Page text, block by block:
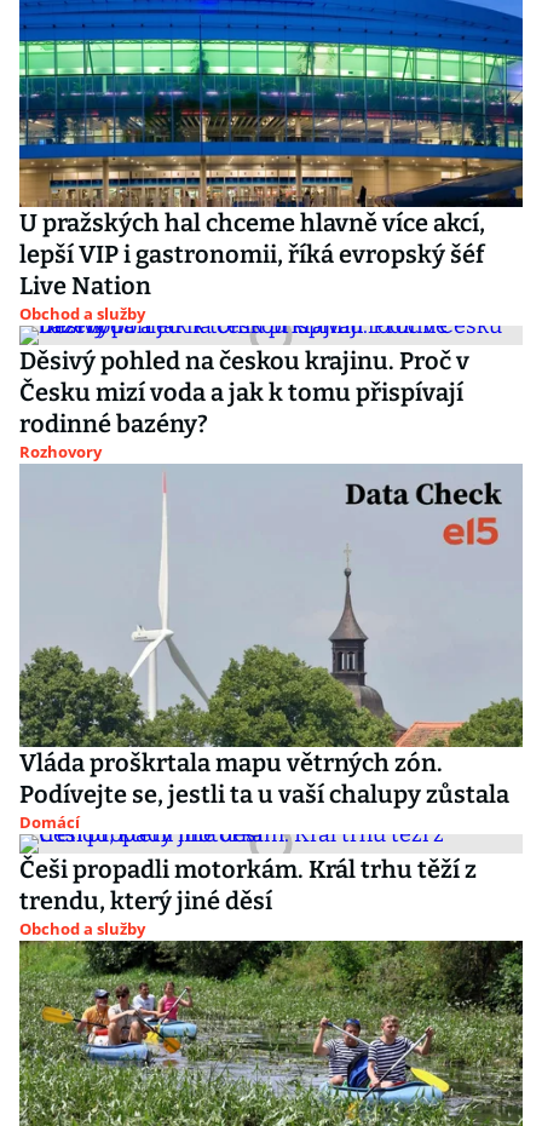
U pražských hal chceme hlavně více akcí,
lepší VIP i gastronomii, říká evropský šéf
Live Nation
Obchod a služby
Děsivý pohled na českou krajinu. Proč v
Česku mizí voda a jak k tomu přispívají
rodinné bazény?
Rozhovory
Vláda proškrtala mapu větrných zón.
Podívejte se, jestli ta u vaší chalupy zůstala
Domácí
Češi propadli motorkám. Král trhu těží z
trendu, který jiné děsí
Obchod a služby